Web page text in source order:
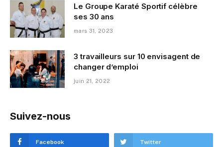
Le Groupe Karaté Sportif célèbre
ses 30 ans
mars 31, 2023
3 travailleurs sur 10 envisagent de
changer d’emploi
juin 21, 2022
Suivez-nous
Facebook Twitter